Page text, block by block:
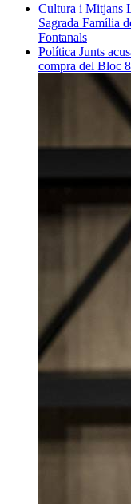
Cultura i Mitjans
Sagrada Família
Fontanals
Política Junts
compra del Bloc